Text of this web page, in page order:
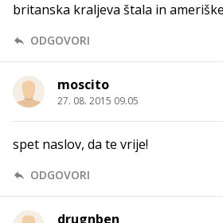
britanska kraljeva štala in
ODGOVORI
moscito
27. 08. 2015 09.05
spet naslov, da te vrije!
ODGOVORI
drugnben